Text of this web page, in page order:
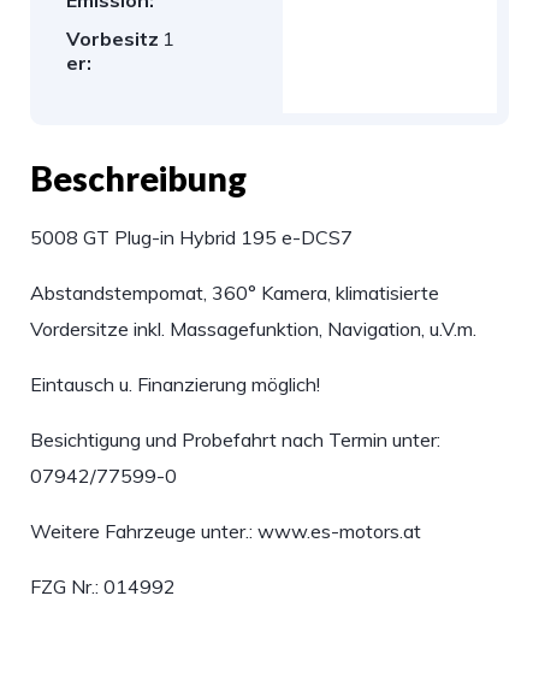
Vorbesitz
er:
1
Beschreibung
5008 GT Plug-in Hybrid 195 e-DCS7
Abstandstempomat, 360° Kamera, klimatisierte
Vordersitze inkl. Massagefunktion, Navigation, u.V.m.
Eintausch u. Finanzierung möglich!
Besichtigung und Probefahrt nach Termin unter:
07942/77599-0
Weitere Fahrzeuge unter.: www.es-motors.at
FZG Nr.: 014992